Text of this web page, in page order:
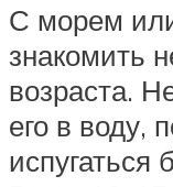
С морем
знакомить
возраста.
его в воду,